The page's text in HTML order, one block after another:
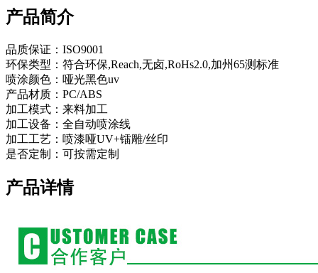
产品简介
品质保证：ISO9001
环保类型：符合环保,Reach,无卤,RoHs2.0,加州65测标准
喷涂颜色：哑光黑色uv
产品材质：PC/ABS
加工模式：来料加工
加工设备：全自动喷涂线
加工工艺：喷漆哑UV+镭雕/丝印
是否定制：可按需定制
产品详情